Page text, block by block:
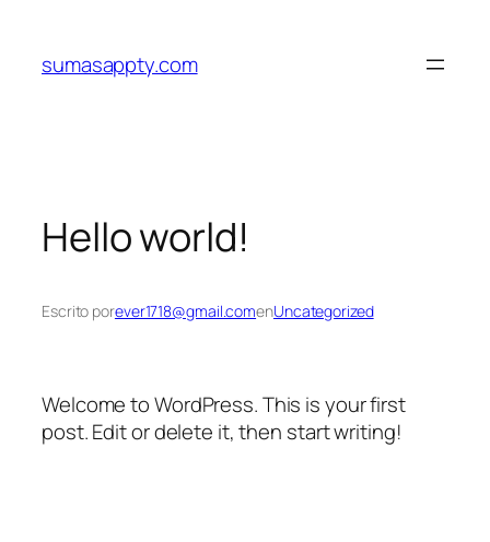
contenido
sumasappty.com
Hello world!
Escrito porever1718@gmail.comenUncategorized
Welcome to WordPress. This is your first
post. Edit or delete it, then start writing!